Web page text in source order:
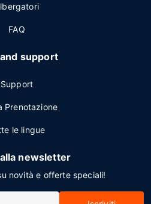
FAQ
support
Support
Prenotazione
le lingue
newsletter
novità e offerte speciali!